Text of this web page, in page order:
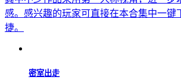
冒险解谜游戏大全
更多▹▹
冒险解谜类的游戏通常极具挑战性，剧情